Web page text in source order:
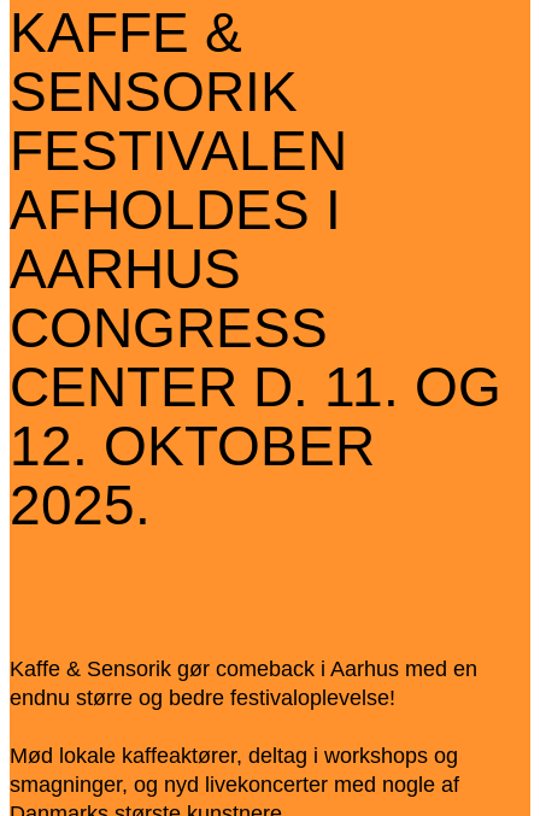
KAFFE &
SENSORIK
FESTIVALEN
AFHOLDES I
AARHUS
CONGRESS
CENTER D. 11. OG
12. OKTOBER
2025.
Kaffe & Sensorik gør comeback i Aarhus med en
endnu større og bedre festivaloplevelse!
Mød lokale kaffeaktører, deltag i workshops og
smagninger, og nyd livekoncerter med nogle af